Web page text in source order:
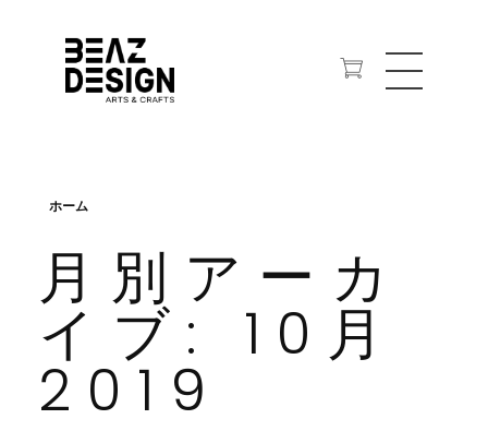
ホーム
月別アーカ
イブ: 10月
2019